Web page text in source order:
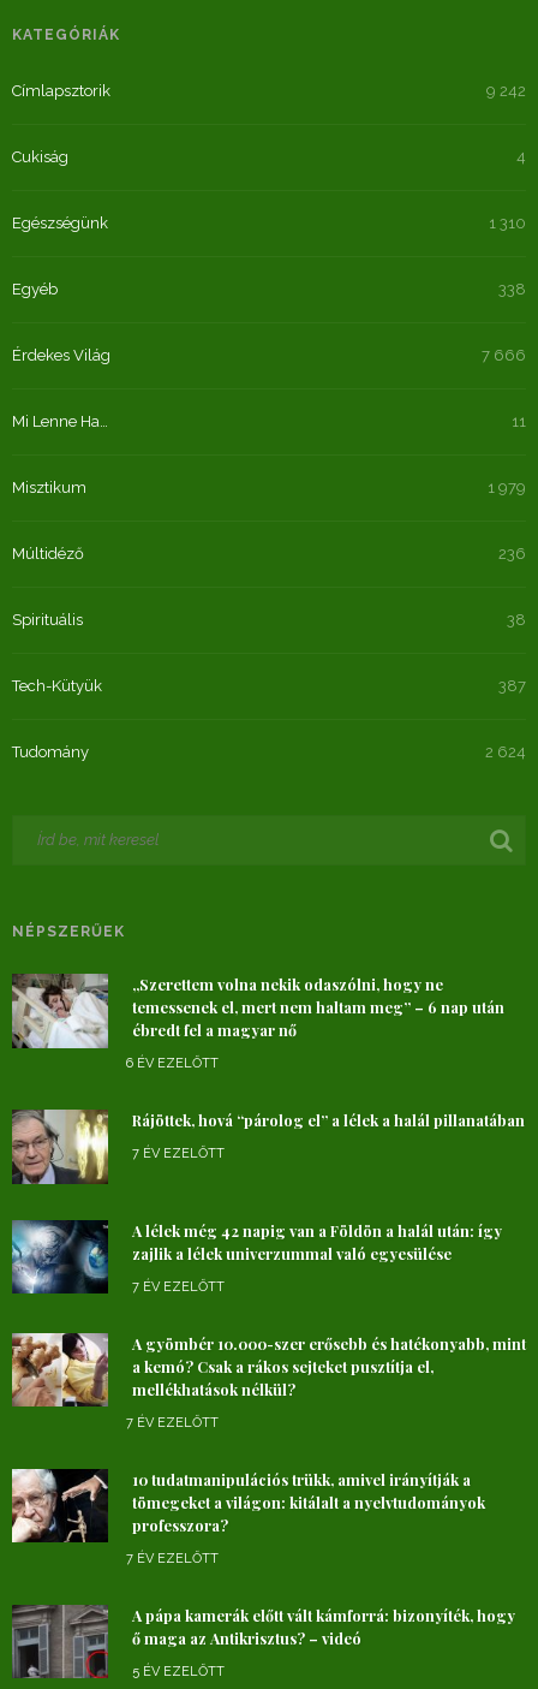
KATEGÓRIÁK
Címlapsztorik 9 242
Cukiság 4
Egészségünk 1 310
Egyéb 338
Érdekes Világ 7 666
Mi Lenne Ha… 11
Misztikum 1 979
Múltidéző 236
Spirituális 38
Tech-Kütyük 387
Tudomány 2 624
NÉPSZERŰEK
„Szerettem volna nekik odaszólni, hogy ne
temessenek el, mert nem haltam meg” – 6 nap után
ébredt fel a magyar nő
6 ÉV EZELŐTT
Rájöttek, hová “párolog el” a lélek a halál pillanatában
7 ÉV EZELŐTT
A lélek még 42 napig van a Földön a halál után: így
zajlik a lélek univerzummal való egyesülése
7 ÉV EZELŐTT
A gyömbér 10.000-szer erősebb és hatékonyabb, mint
a kemó? Csak a rákos sejteket pusztítja el,
mellékhatások nélkül?
7 ÉV EZELŐTT
10 tudatmanipulációs trükk, amivel irányítják a
tömegeket a világon: kitálalt a nyelvtudományok
professzora?
7 ÉV EZELŐTT
A pápa kamerák előtt vált kámforrá: bizonyíték, hogy
ő maga az Antikrisztus? – videó
5 ÉV EZELŐTT